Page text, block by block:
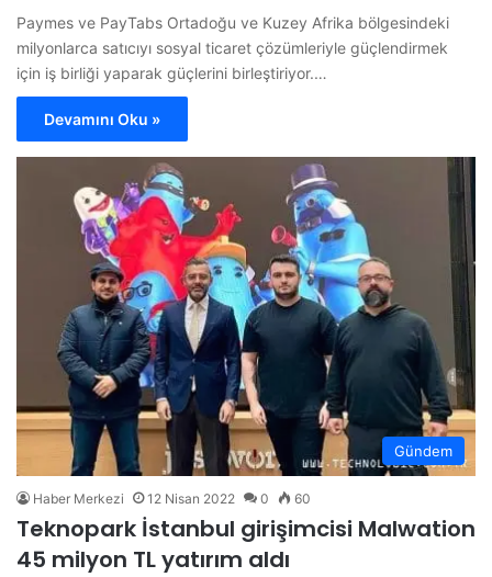
Paymes ve PayTabs Ortadoğu ve Kuzey Afrika bölgesindeki
milyonlarca satıcıyı sosyal ticaret çözümleriyle güçlendirmek
için iş birliği yaparak güçlerini birleştiriyor.…
Devamını Oku »
Gündem
Haber Merkezi 12 Nisan 2022 0 60
Teknopark İstanbul girişimcisi Malwation
45 milyon TL yatırım aldı